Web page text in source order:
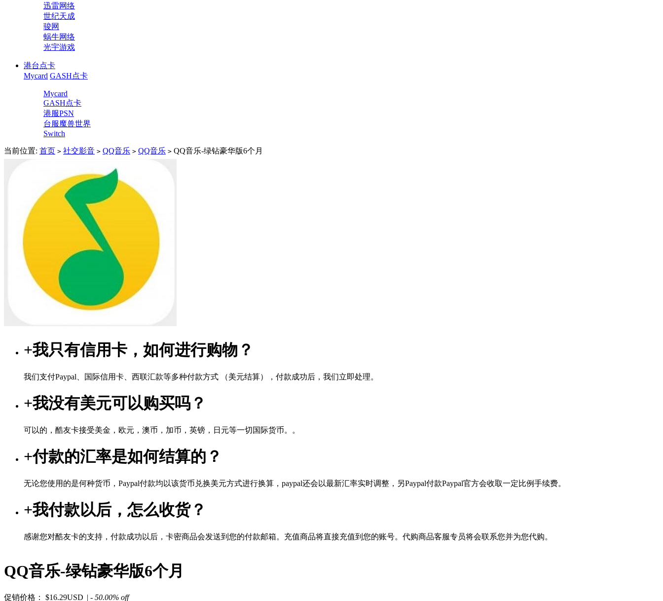
迅雷网络
世纪天成
骏网
蜗牛网络
光宇游戏
港台点卡
Mycard GASH点卡
Mycard
GASH点卡
港服PSN
台服魔兽世界
Switch
当前位置: 首页 > 社交影音 > QQ音乐 > QQ音乐 > QQ音乐-绿钻豪华版6个月
+我只有信用卡，如何进行购物？
我们支付Paypal、国际信用卡、西联汇款等多种付款方式 （美元结算），付款成功后，我们立即处理。
+我没有美元可以购买吗？
可以的，酷友卡接受美金，欧元，澳币，加币，英镑，日元等一切国际货币。。
+付款的汇率是如何结算的？
无论您使用的是何种货币，Paypal付款均以该货币兑换美元方式进行换算，paypal还会以最新汇率实时调整，另Paypal付款Paypal官方会收取一定比例手续费。
+我付款以后，怎么收货？
感谢您对酷友卡的支持，付款成功以后，卡密商品会发送到您的付款邮箱。充值商品将直接充值到您的账号。代购商品客服专员将会联系您并为您代购。
QQ音乐-绿钻豪华版6个月
促销价格： $16.29USD | - 50.00% off